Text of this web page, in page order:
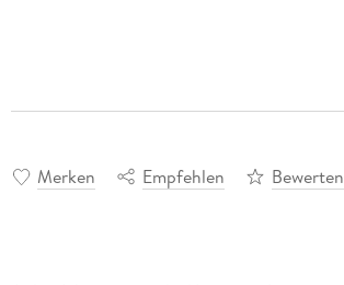
Merken Empfehlen Bewerten